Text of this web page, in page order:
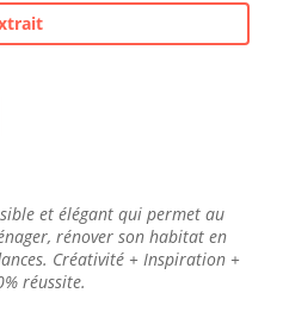
et élégant qui permet au
rénover son habitat en
Créativité + Inspiration +
réussite.